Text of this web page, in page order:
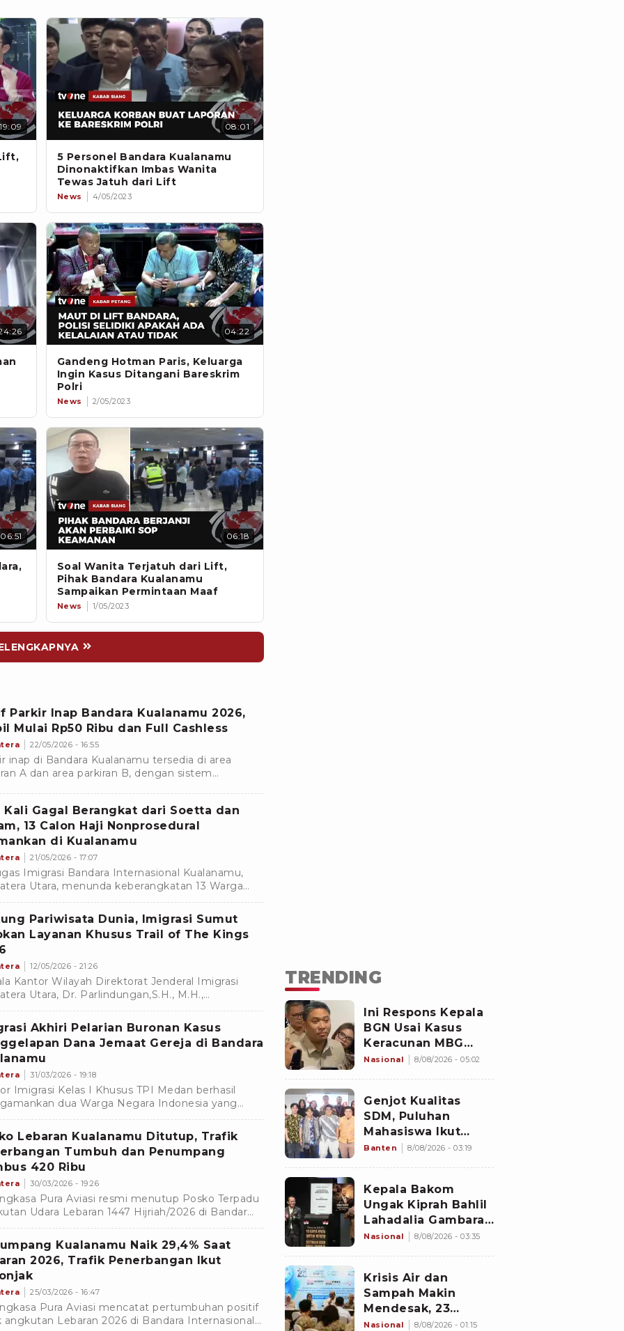
di bandara tersebut.
19:09 08:01
5 Personel Bandara Kualanamu
Dinonaktifkan Imbas Wanita
Tewas Jatuh dari Lift
News 4/05/2023
04:22
Gandeng Hotman Paris, Keluarga
Ingin Kasus Ditangani Bareskrim
Polri
News 2/05/2023
06:51 06:18
Soal Wanita Terjatuh dari Lift,
Pihak Bandara Kualanamu
Sampaikan Permintaan Maaf
News 1/05/2023
Parkir Inap Bandara Kualanamu 2026,
Mulai Rp50 Ribu dan Full Cashless
22/05/2026 - 16:55
inap di Bandara Kualanamu tersedia di area
A dan area parkiran B, dengan sistem
dompet digital.
Kali Gagal Berangkat dari Soetta dan
13 Calon Haji Nonprosedural
di Kualanamu
21/05/2026 - 17:07
Imigrasi Bandara Internasional Kualanamu,
Utara, menunda keberangkatan 13 Warga
Indonesia (WNI) yang diduga hendak
ibadah haji secara nonprosedural melalui
Pariwisata Dunia, Imigrasi Sumut
Layanan Khusus Trail of The Kings
12/05/2026 - 21:26
Kantor Wilayah Direktorat Jenderal Imigrasi
Utara, Dr. Parlindungan,S.H., M.H.,
kesiapan jajarannya dalam menyukseskan
internAkhiri Pelarian Buronan Kasus
Dana Jemaat Gereja di Bandara
31/03/2026 - 19:18
Imigrasi Kelas I Khusus TPI Medan berhasil
dua Warga Negara Indonesia yang
dalam daftar pencegahan dan penangkalan
setibanya di
Lebaran Kualanamu Ditutup, Trafik
Tumbuh dan Penumpang
420 Ribu
30/03/2026 - 19:26
Pura Aviasi resmi menutup Posko Terpadu
Udara Lebaran 1447 Hijriah/2026 di Bandar
Internasional Kualanamu setelah beroperasi
periode 13 Maret hingga 29 Maret 2026 (H-8
H+7). Selama periode tersebut, kinerja
Bandara Kualanamu menunjukkan tren
positif. Total pergerakan pesawat
mencapai 2.801 penerbangan atau meningkat
dibandingkan periode yang sama pada 2025.
Kualanamu Naik 29,4% Saat
2026, Trafik Penerbangan Ikut
25/03/2026 - 16:47
Pura Aviasi mencatat pertumbuhan positif
angkutan Lebaran 2026 di Bandara Internasional
TRENDING
Ini Respons Kepala
BGN Usai Kasus
Keracunan MBG
Kembali Terjadi
Nasional 8/08/2026 - 05:02
Genjot Kualitas
SDM, Puluhan
Mahasiswa Ikut
Program di
Banten 8/08/2026 - 03:19
Kepala Bakom
Ungak Kiprah Bahlil
Lahadalia Gambaran
'Indonesia Dream'
Nasional 8/08/2026 - 03:35
Krisis Air dan
Sampah Makin
Mendesak, 23
Negara Berkumpul
Nasional 8/08/2026 - 01:15